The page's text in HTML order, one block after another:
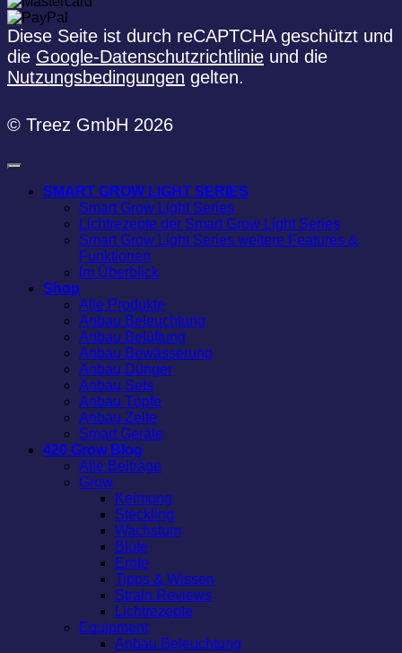
Diese Seite ist durch reCAPTCHA geschützt und
die Google-Datenschutzrichtlinie und die
Nutzungsbedingungen gelten.
© Treez GmbH 2026
SMART GROW LIGHT SERIES
Smart Grow Light Series
Lichtrezepte der Smart Grow Light Series
Smart Grow Light Series weitere Features &
Funktionen
Im Überblick
Shop
Alle Produkte
Anbau Beleuchtung
Anbau Belüftung
Anbau Bewässerung
Anbau Dünger
Anbau Sets
Anbau Töpfe
Anbau Zelte
Smart Geräte
420 Grow Blog
Alle Beiträge
Grow
Keimung
Steckling
Wachstum
Blüte
Ernte
Tipps & Wissen
Strain Reviews
Lichtrezepte
Equipment
Anbau Beleuchtung